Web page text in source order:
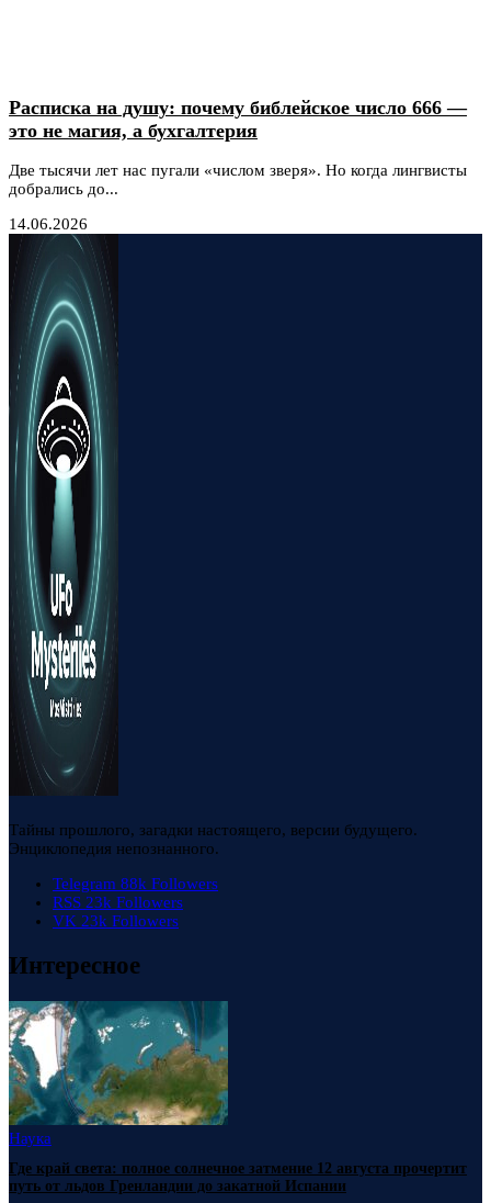
Расписка на душу: почему библейское число 666 —
это не магия, а бухгалтерия
Две тысячи лет нас пугали «числом зверя». Но когда лингвисты
добрались до...
14.06.2026
Тайны прошлого, загадки настоящего, версии будущего.
Энциклопедия непознанного.
Telegram 88k Followers
RSS 23k Followers
VK 23k Followers
Интересное
Наука
Где край света: полное солнечное затмение 12 августа прочертит
путь от льдов Гренландии до закатной Испании